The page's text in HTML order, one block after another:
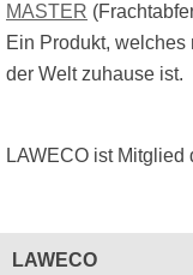
MASTER
Ein Produkt,
der Welt zuhause ist.
LAWECO ist Mitglied
LAWECO